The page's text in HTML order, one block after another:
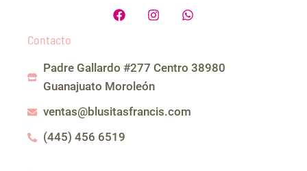
F
a
o
o
k
I
n
g
r
a
m
W
h
a
Contacto
Padre Gallardo #277 Centro 38980
Guanajuato Moroleón
ventas@blusitasfrancis.com
(445) 456 6519